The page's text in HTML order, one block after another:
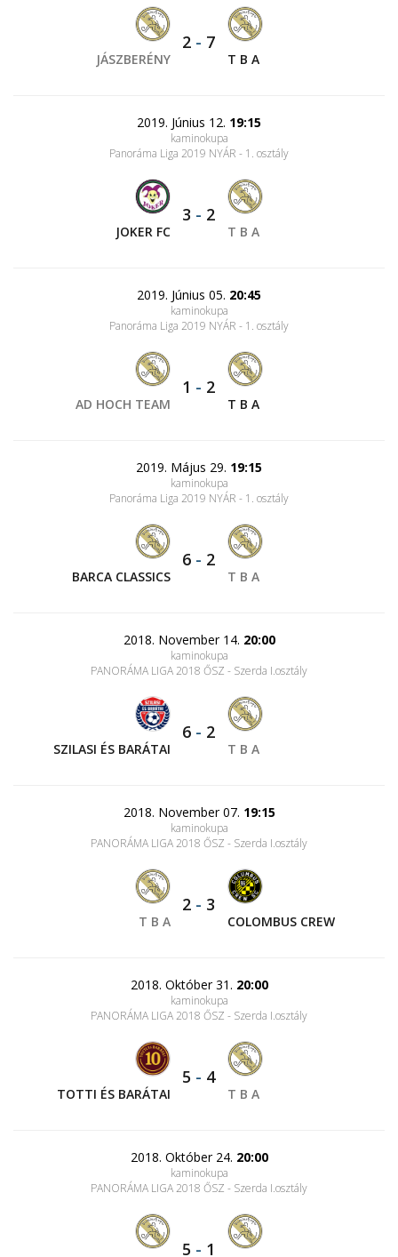
JÁSZBERÉNY
2 - 7
T B A
2019. Június 12. 19:15
kaminokupa
Panoráma Liga 2019 NYÁR - 1. osztály
JOKER FC
3 - 2
T B A
2019. Június 05. 20:45
kaminokupa
Panoráma Liga 2019 NYÁR - 1. osztály
AD HOCH TEAM
1 - 2
T B A
2019. Május 29. 19:15
kaminokupa
Panoráma Liga 2019 NYÁR - 1. osztály
BARCA CLASSICS
6 - 2
T B A
2018. November 14. 20:00
kaminokupa
PANORÁMA LIGA 2018 ŐSZ - Szerda I.osztály
SZILASI ÉS BARÁTAI
6 - 2
T B A
2018. November 07. 19:15
kaminokupa
PANORÁMA LIGA 2018 ŐSZ - Szerda I.osztály
T B A
2 - 3
COLOMBUS CREW
2018. Október 31. 20:00
kaminokupa
PANORÁMA LIGA 2018 ŐSZ - Szerda I.osztály
TOTTI ÉS BARÁTAI
5 - 4
T B A
2018. Október 24. 20:00
kaminokupa
PANORÁMA LIGA 2018 ŐSZ - Szerda I.osztály
5 - 1